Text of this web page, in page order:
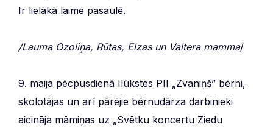
Ir lielākā laime pasaulē.
/Lauma Ozoliņa, Rūtas, Elzas un Valtera mamma/
9. maija pēcpusdienā Ilūkstes PII „Zvaniņš” bērni,
skolotājas un arī pārējie bērnudārza darbinieki
aicināja māmiņas uz „Svētku koncertu Ziedu